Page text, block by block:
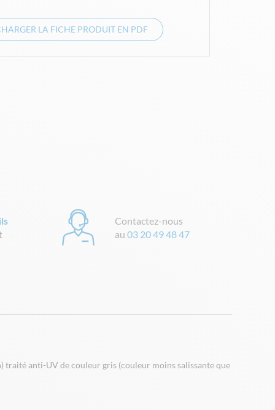
LA FICHE PRODUIT EN PDF
Contactez-nous
au 03 20 49 48 47
traité anti-UV de couleur gris (couleur moins salissante que